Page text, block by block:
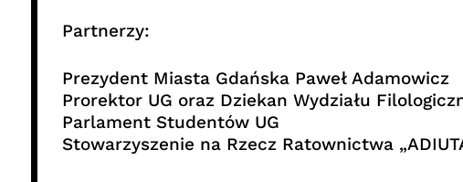
Partnerzy:
Prezydent Miasta Gdańska Paweł Adamowicz
Prorektor UG oraz Dziekan Wydziału
Parlament Studentów UG
Stowarzyszenie na Rzecz Ratownictwa